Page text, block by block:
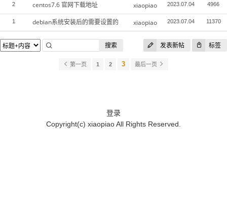
2 centos7.6 官网下载地址 xiaopiao 2023.07.04 4966
1 debian系统安装后的需要设置的 xiaopiao 2023.07.04 11370
发表新帖 标签
搜索
第一页 1 2 3 最后一页
登录
Copyright(c) xiaopiaoAll Rights Reserved.